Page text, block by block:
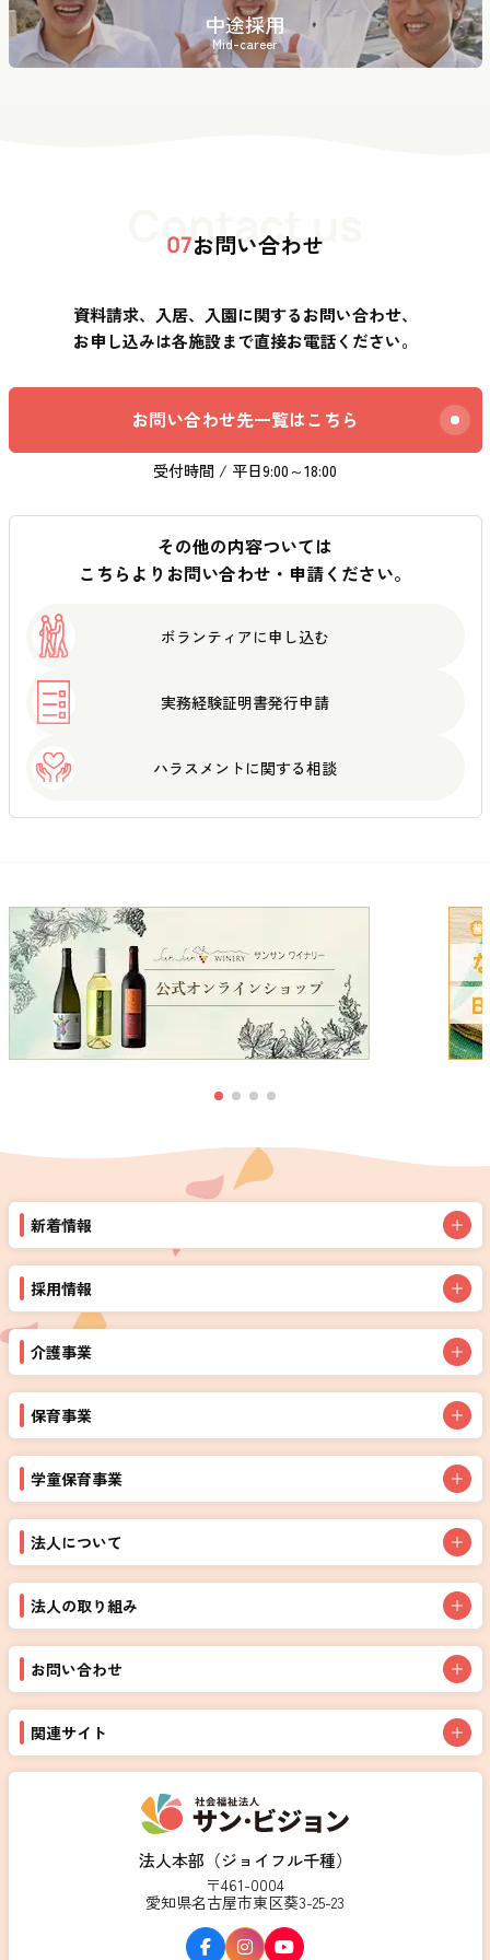
中途採用
Mid-career
Contact us
07お問い合わせ
資料請求、入居、入園に関するお問い合わせ、
お申し込みは各施設まで直接お電話ください。
お問い合わせ先一覧はこちら
受付時間 / 平日9:00～18:00
その他の内容ついては
こちらよりお問い合わせ・申請ください。
ボランティアに申し込む
実務経験証明書発行申請
ハラスメントに関する相談
法人本部（ジョイフル千種）
〒461-0004
愛知県名古屋市東区葵3-25-23
新着情報
採用情報
介護事業
保育事業
学童保育事業
法人について
法人の取り組み
お問い合わせ
関連サイト